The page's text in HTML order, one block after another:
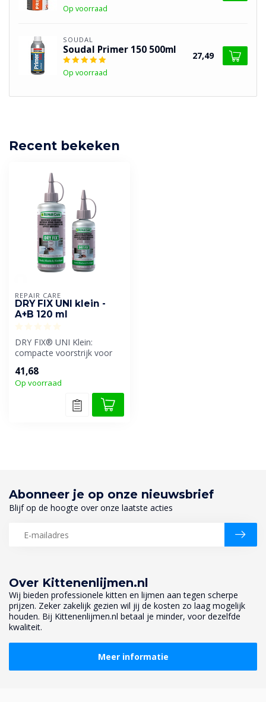
Op voorraad
SOUDAL
Soudal Primer 150 500ml
Op voorraad
27,49
Recent bekeken
REPAIR CARE
DRY FIX UNI klein -
A+B 120 ml
DRY FIX® UNI Klein:
compacte voorstrijk voor
Veelzijdige elas...
41,68
Op voorraad
Over Kittenenlijmen.nl
Wij bieden professionele kitten en lijmen aan tegen scherpe
prijzen. Zeker zakelijk gezien wil jij de kosten zo laag mogelijk
houden. Bij Kittenenlijmen.nl betaal je minder, voor dezelfde
kwaliteit.
Meer informatie
Abonneer je op onze nieuwsbrief
Blijf op de hoogte over onze laatste acties